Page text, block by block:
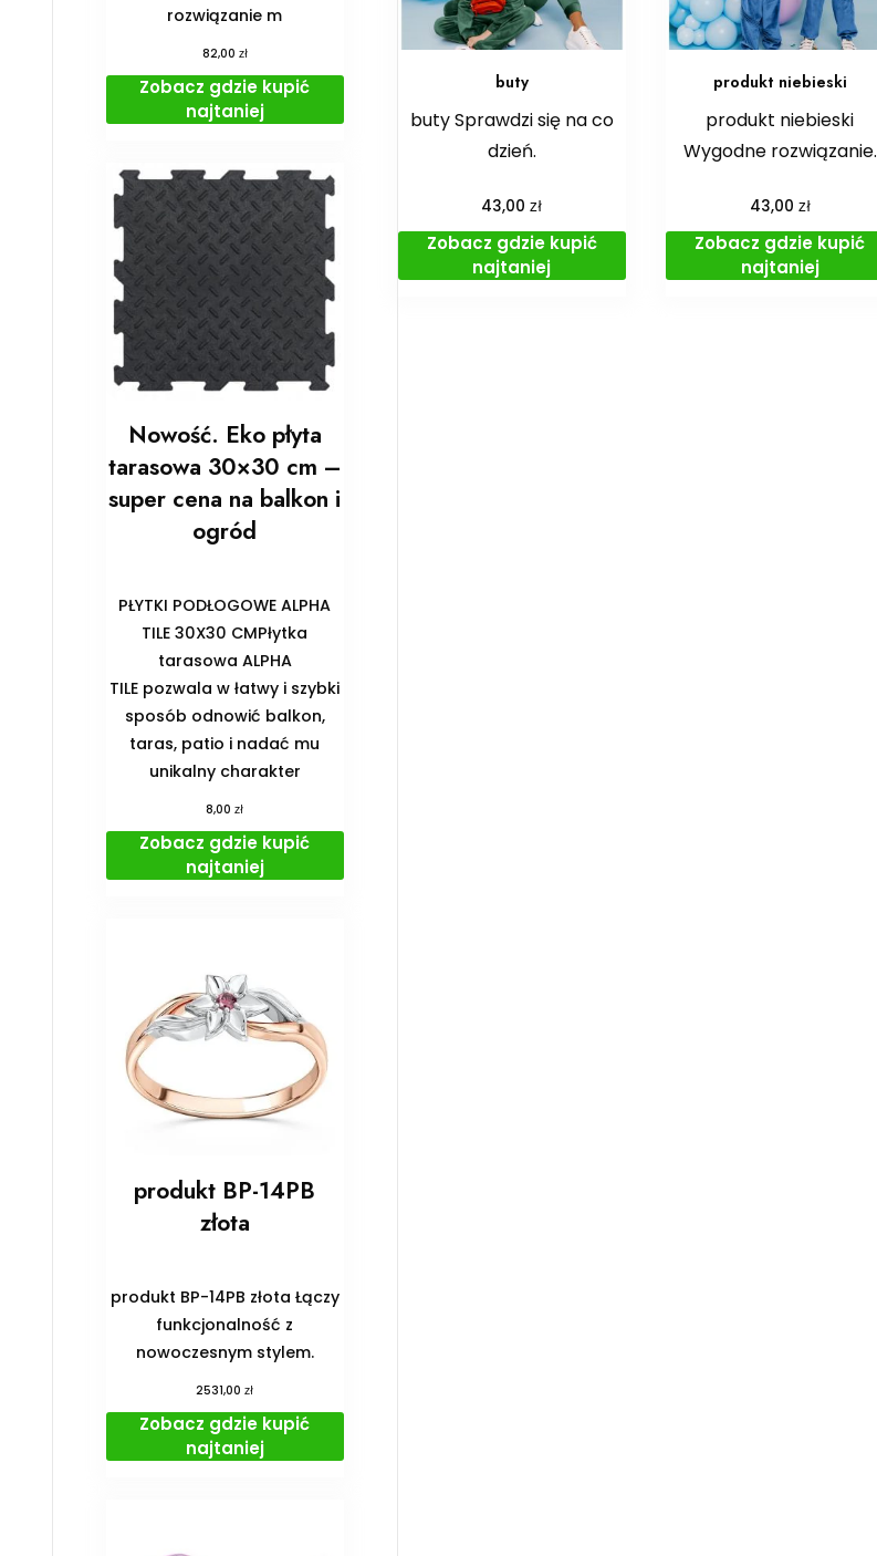
buty
buty Sprawdzi się na co
dzień.
43,00zł
Zobacz gdzie kupić
najtaniej
produkt niebieski
produkt niebieski
Wygodne rozwiązanie.
43,00 zł
Zobacz gdzie kupić
najtaniej
rozwiązanie m
82,00 zł
Zobacz gdzie kupić
najtaniej
Nowość. Eko płyta
tarasowa 30×30 cm –
super cena na balkon i
ogród
PŁYTKI PODŁOGOWE ALPHA
TILE 30X30 CMPłytka
tarasowa ALPHA
TILE pozwala w łatwy i szybki
sposób odnowić balkon,
taras, patio i nadać mu
unikalny charakter
8,00zł
Zobacz gdzie kupić
najtaniej
produkt BP-14PB
złota
produkt BP-14PB złota Łączy
funkcjonalność z
nowoczesnym stylem.
2531,00zł
Zobacz gdzie kupić
najtaniej